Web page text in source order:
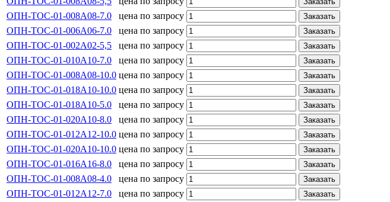
ОПН-ТОС-01-008А08-7.0 цена по запросу Заказать
ОПН-ТОС-01-006А06-7.0 цена по запросу Заказать
ОПН-ТОС-01-002А02-5,5 цена по запросу Заказать
ОПН-ТОС-01-010А10-7.0 цена по запросу Заказать
ОПН-ТОС-01-008А08-10.0 цена по запросу Заказать
ОПН-ТОС-01-018А10-10.0 цена по запросу Заказать
ОПН-ТОС-01-018А10-5.0 цена по запросу Заказать
ОПН-ТОС-01-020А10-8.0 цена по запросу Заказать
ОПН-ТОС-01-012А12-10.0 цена по запросу Заказать
ОПН-ТОС-01-020А10-10.0 цена по запросу Заказать
ОПН-ТОС-01-016А16-8.0 цена по запросу Заказать
ОПН-ТОС-01-008А08-4.0 цена по запросу Заказать
ОПН-ТОС-01-012А12-7.0 цена по запросу Заказать